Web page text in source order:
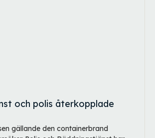
och polis återkopplade
gällande den containerbrand